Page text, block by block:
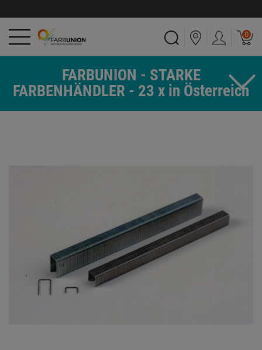
0
FARBUNION - STARKE
FARBENHÄNDLER - 23 x in Österreich